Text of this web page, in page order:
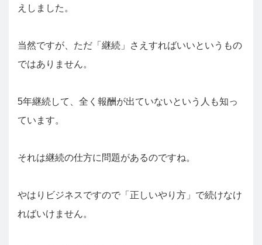
えしました。
当然ですが、ただ「継続」さえすればいいというもの
ではありません。
5年継続して、全く報酬が出ていないという人も知っ
ています。
それは継続の仕方に問題があるのですね。
やはりビジネスですので「正しいやり方」で続けなけ
ればいけません。